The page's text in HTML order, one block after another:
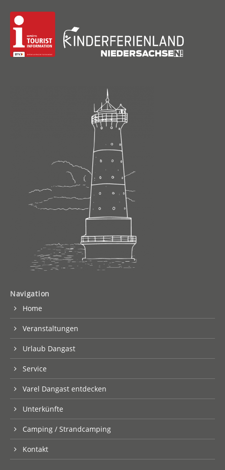
Navigation
Home
Veranstaltungen
Urlaub Dangast
Service
Varel Dangast entdecken
Unterkünfte
Camping / Strandcamping
Kontakt